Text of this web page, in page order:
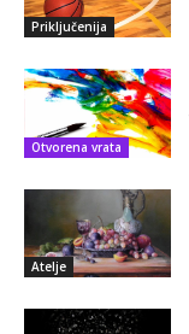
Priključenija
Otvorena vrata
Atelje